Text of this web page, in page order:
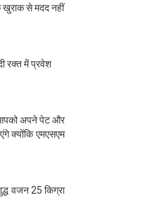
खुराक से मदद नहीं
रक्त में प्रवेश
अपने पेट और
क्योंकि एमएसएम
वजन 25 किग्रा